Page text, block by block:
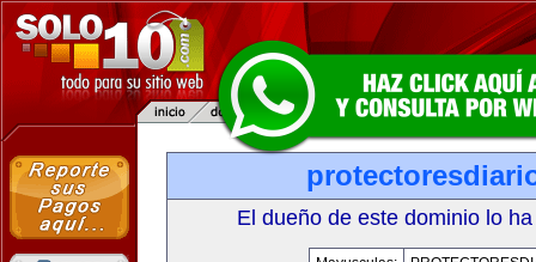
El dueño de este dominio lo